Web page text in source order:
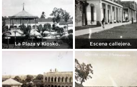
La Plaza y Kiosko. Escena callejera.